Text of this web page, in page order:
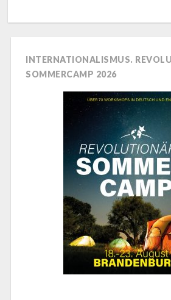
INTERNATIONALISMUS.
SOMMERCAMP 2026